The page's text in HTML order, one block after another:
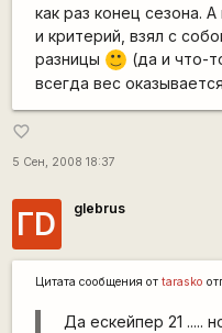
как раз конец сезона.
и критерий, взял с
разницы
:)
(да и что-
всегда вес
favorite_border
5 Сен, 2008 18:37
ГD glebrus
Цитата сообщения от tarasko
Да ескейпер 21 .....